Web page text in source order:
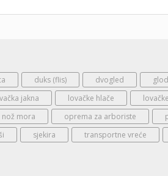
duks (flis) dvogled
jakna lovačke hlače
nož mora oprema za arboriste
sjekira transportne vreće